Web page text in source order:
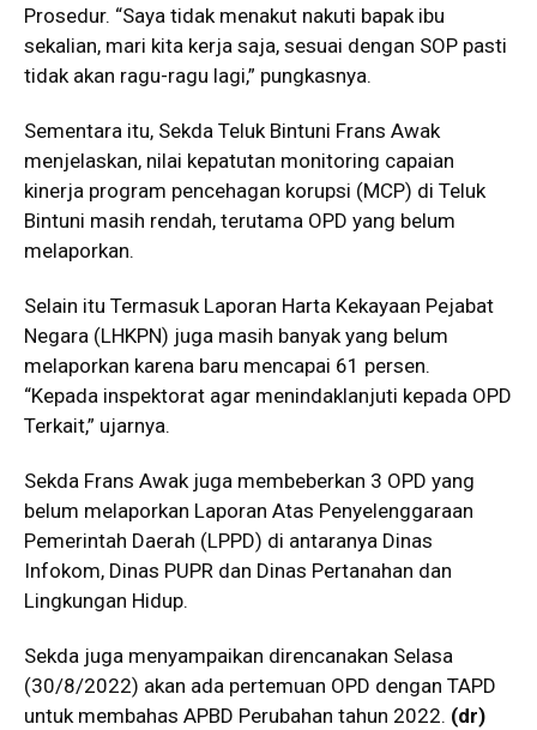
Prosedur. “Saya tidak menakut nakuti bapak ibu
sekalian, mari kita kerja saja, sesuai dengan SOP pasti
tidak akan ragu-ragu lagi,” pungkasnya.
Sementara itu, Sekda Teluk Bintuni Frans Awak
menjelaskan, nilai kepatutan monitoring capaian
kinerja program pencehagan korupsi (MCP) di Teluk
Bintuni masih rendah, terutama OPD yang belum
melaporkan.
Selain itu Termasuk Laporan Harta Kekayaan Pejabat
Negara (LHKPN) juga masih banyak yang belum
melaporkan karena baru mencapai 61 persen.
“Kepada inspektorat agar menindaklanjuti kepada OPD
Terkait,” ujarnya.
Sekda Frans Awak juga membeberkan 3 OPD yang
belum melaporkan Laporan Atas Penyelenggaraan
Pemerintah Daerah (LPPD) di antaranya Dinas
Infokom, Dinas PUPR dan Dinas Pertanahan dan
Lingkungan Hidup.
Sekda juga menyampaikan direncanakan Selasa
(30/8/2022) akan ada pertemuan OPD dengan TAPD
untuk membahas APBD Perubahan tahun 2022. (dr)